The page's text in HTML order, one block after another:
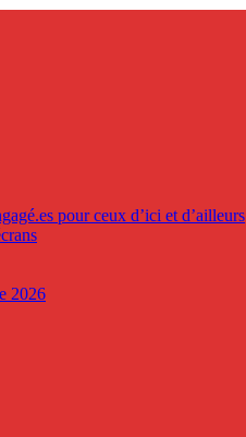
pour ceux d’ici et d’ailleurs
2026